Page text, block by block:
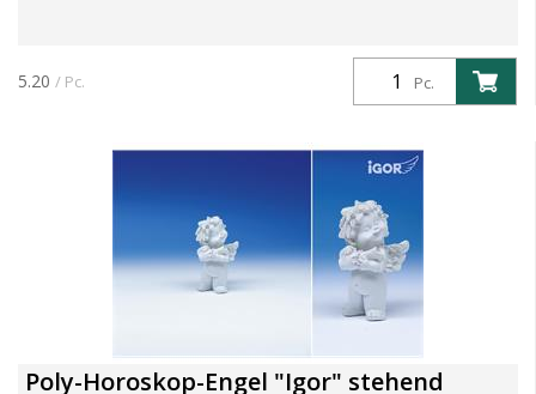
Pc.
5.20 / Pc.
Poly-Horoskop-Engel "Igor" stehend